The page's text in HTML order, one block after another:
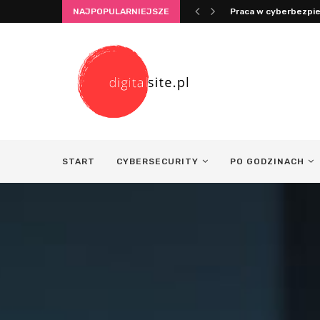
NAJPOPULARNIEJSZE Integracja życia i
START CYBERSECURITY PO GODZINACH